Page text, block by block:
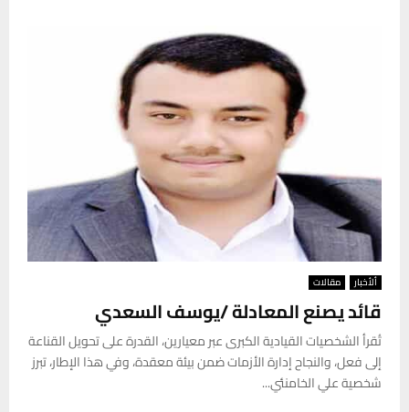
ألأخبار مقالات
قائد يصنع المعادلة /يوسف السعدي
تُقرأ الشخصيات القيادية الكبرى عبر معيارين، القدرة على تحويل القناعة
إلى فعل، والنجاح إدارة الأزمات ضمن بيئة معقدة، وفي هذا الإطار، تبرز
شخصية علي الخامنئي...